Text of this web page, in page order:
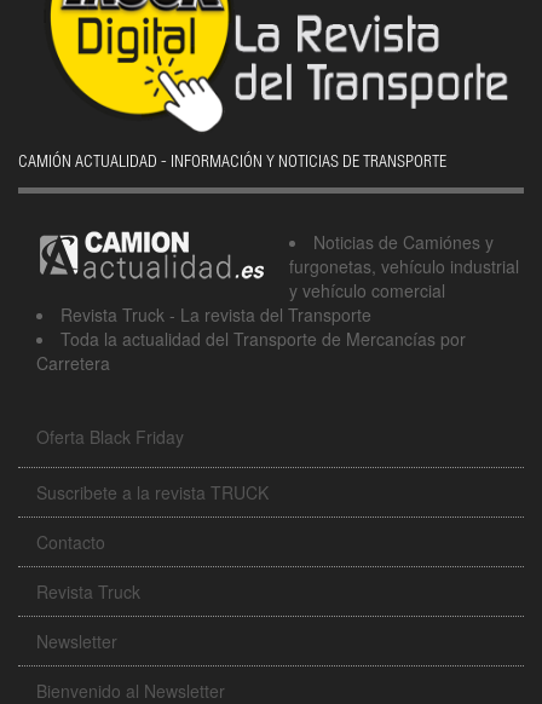
CAMIÓN ACTUALIDAD - INFORMACIÓN Y NOTICIAS DE TRANSPORTE
Noticias de Camiónes y
furgonetas, vehículo industrial
y vehículo comercial
Revista Truck - La revista del Transporte
Toda la actualidad del Transporte de Mercancías por
Carretera
Oferta Black Friday
Suscribete a la revista TRUCK
Contacto
Revista Truck
Newsletter
Bienvenido al Newsletter